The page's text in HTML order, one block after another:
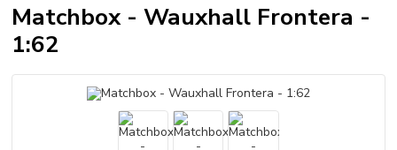
Matchbox - Wauxhall Frontera -
1:62